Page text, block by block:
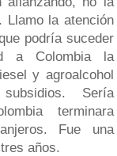
Llamo la atención
podría suceder
a Colombia la
y agroalcohol
Sería
terminara
Fue una
años.